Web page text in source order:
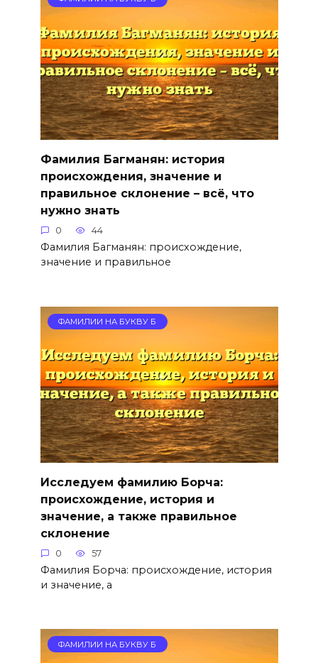
Фамилия Багманян: история
происхождения, значение и
правильное склонение – всё, что
нужно знать
0 44
Фамилия Багманян: происхождение,
значение и правильное
ФАМИЛИИ НА БУКВУ Б
Исследуем фамилию Борча:
происхождение, история и
значение, а также правильное
склонение
0 57
Фамилия Борча: происхождение, история
и значение, а
ФАМИЛИИ НА БУКВУ Б